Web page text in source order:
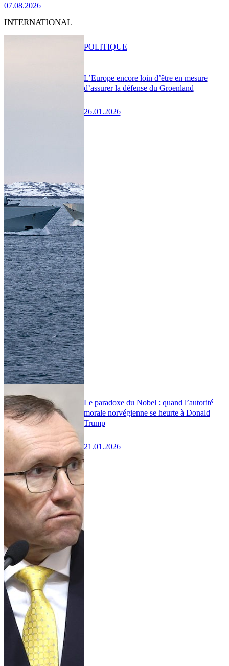
07.08.2026
INTERNATIONAL
L’Europe encore loin d’être en mesure
d’assurer la défense du Groenland
26.01.2026
POLITIQUE
Le paradoxe du Nobel : quand l’autorité
morale norvégienne se heurte à Donald
Trump
21.01.2026